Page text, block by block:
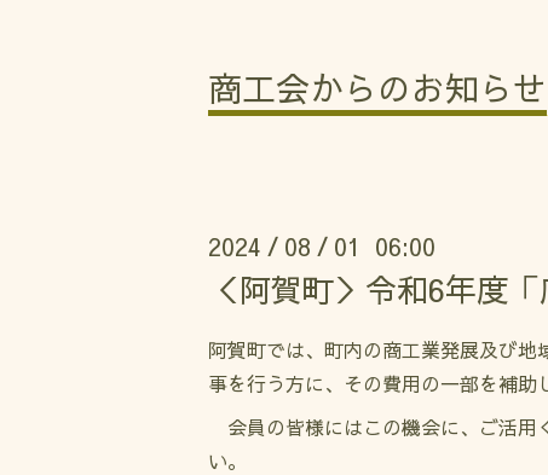
商工会からのお知らせ
2024 / 08 / 01 06:00
＜阿賀町＞令和6年度
阿賀町では、町内の商工業発展及び
事を行う方に、その費用の一部を補助
会員の皆様にはこの機会に、ご活用
い。